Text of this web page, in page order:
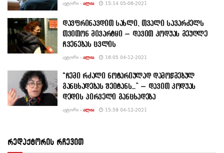
ᲐᲕᲢᲝᲠᲘ - ᲐᲚᲘᲐ 15:14 05-06-2021
დავფრინავდით სახლი, თვალი სავარძელს
თვითონ მივარტყი – დავით კოდუას მეუღლე
ჩვენებას ცვლის
ᲐᲕᲢᲝᲠᲘ - ᲐᲚᲘᲐ 16:05 04-12-2021
“ჩემი რძალი ნოტარიულად დამოწმებულ
განცხადებას შეიტანს…” – დავით კოდუას
დედის პირველი განცხადება
ᲐᲕᲢᲝᲠᲘ - ᲐᲚᲘᲐ 15:59 04-12-2021
რედაქტორის რჩევით